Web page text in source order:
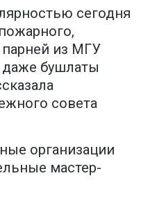
сегодня
из МГУ
бушлаты
совета
организации
мастер-